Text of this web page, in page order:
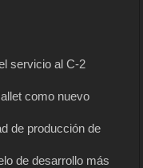
servicio al C-2
como nuevo
de producción de
de desarrollo más